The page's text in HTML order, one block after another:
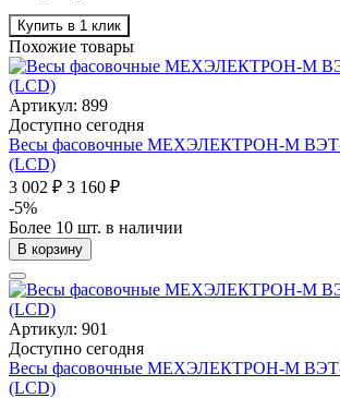
Купить в 1 клик
Похожие товары
Артикул: 899
Доступно сегодня
Весы фасовочные МЕХЭЛЕКТРОН-М
(LCD)
3 002 ₽ 3 160 ₽
-5%
Более 10 шт. в наличии
В корзину
Артикул: 901
Доступно сегодня
Весы фасовочные МЕХЭЛЕКТРОН-М
(LCD)